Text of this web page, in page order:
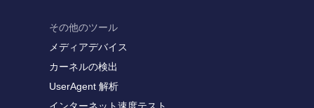
その他のツール
メディアデバイス
カーネルの検出
UserAgent 解析